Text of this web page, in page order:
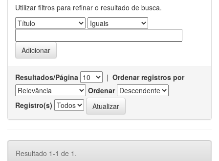
Utilizar filtros para refinar o resultado de busca.
Resultados/Página | Ordenar registros por
Ordenar
Registro(s)
Resultado 1-1 de 1.